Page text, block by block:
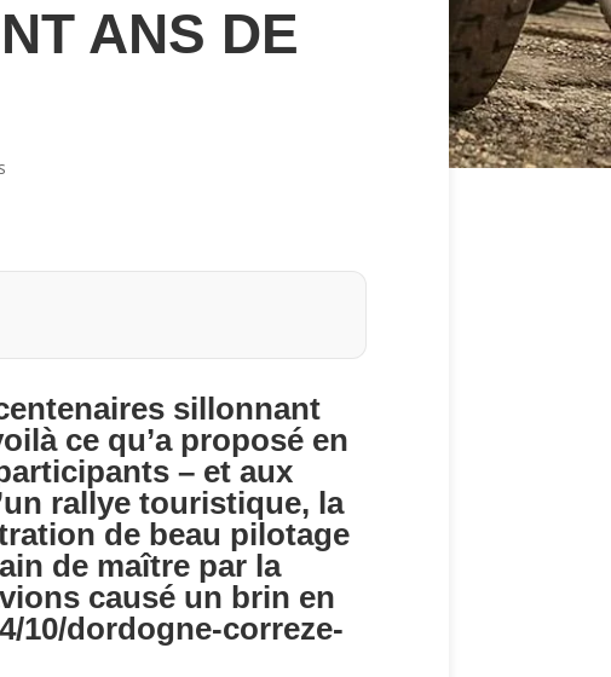
ANS DE
sillonnant
ce qu’a proposé en
– et aux
rallye touristique, la
de beau pilotage
de maître par la
causé un brin en
10/dordogne-correze-